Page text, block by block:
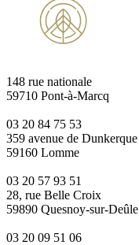
148 rue nationale
59710 Pont-à-Marcq
03 20 84 75 53
359 avenue de Dunkerque
59160 Lomme
03 20 57 93 51
28, rue Belle Croix
59890 Quesnoy-sur-Deûle
03 20 09 51 06